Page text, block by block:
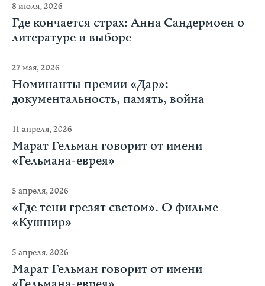
8 июля, 2026
Где кончается страх: Анна Сандермоен о
литературе и выборе
27 мая, 2026
Номинанты премии «Дар»:
документальность, память, война
11 апреля, 2026
Марат Гельман говорит от имени
«Гельмана-еврея»
5 апреля, 2026
«Где тени грезят светом». О фильме
«Кушнир»
5 апреля, 2026
Марат Гельман говорит от имени